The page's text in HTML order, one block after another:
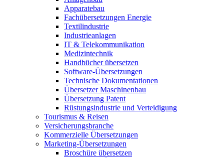
Apparatebau
Fachübersetzungen Energie
Textilindustrie
Industrieanlagen
IT & Telekommunikation
Medizintechnik
Handbücher übersetzen
Software-Übersetzungen
Technische Dokumentationen
Übersetzer Maschinenbau
Übersetzung Patent
Rüstungsindustrie und Verteidigung
Tourismus & Reisen
Versicherungsbranche
Kommerzielle Übersetzungen
Marketing-Übersetzungen
Broschüre übersetzen